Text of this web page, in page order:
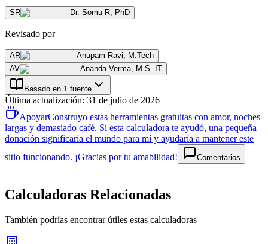
SR Dr. Somu R PhD
Revisado por
AR Anupam Ravi
M.Tech
AV
Ananda Verma M.S. IT
Basado en 1 fuente
Última actualización: 31 de julio de 2026
ApoyarConstruyo estas herramientas gratuitas con amor, noches
largas y demasiado café. Si esta calculadora te ayudó, una pequeña
donación significaría el mundo para mí y ayudaría a mantener este
sitio funcionando. ¡Gracias por tu amabilidad!
Comentarios
Calculadoras Relacionadas
También podrías encontrar útiles estas calculadoras